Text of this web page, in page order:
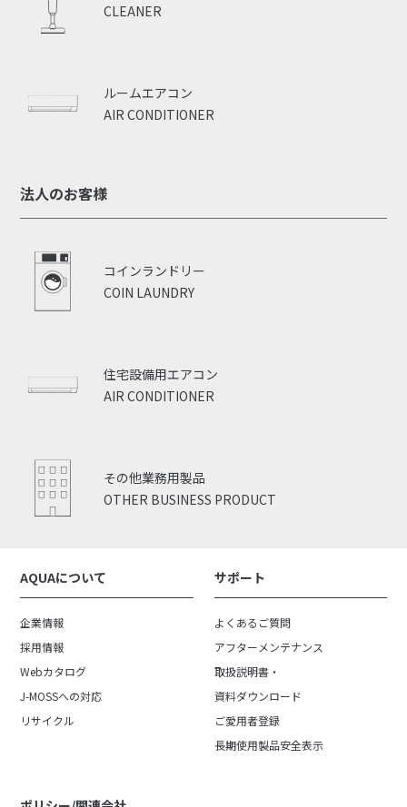
CLEANER
AIR CONDITIONER
ルームエアコン
法人のお客様
COIN LAUNDRY
コインランドリー
AIR CONDITIONER
住宅設備用エアコン
OTHER BUSINESS PRODUCT
その他業務用製品
AQUAについて
企業情報
採用情報
Webカタログ
J-MOSSへの対応
リサイクル
サポート
よくあるご質問
アフターメンテナンス
取扱説明書・
資料ダウンロード
ご愛用者登録
長期使用製品安全表示